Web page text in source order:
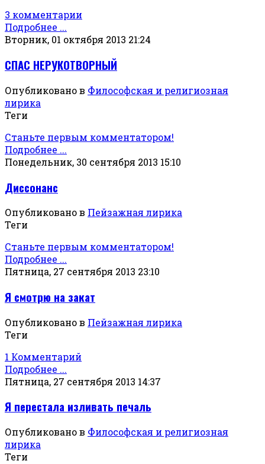
3 комментарии
Подробнее ...
Вторник, 01 октября 2013 21:24
СПАС НЕРУКОТВОРНЫЙ
Опубликовано в Философская и религиозная
лирика
Теги
Станьте первым комментатором!
Подробнее ...
Понедельник, 30 сентября 2013 15:10
Диссонанс
Опубликовано в Пейзажная лирика
Теги
Станьте первым комментатором!
Подробнее ...
Пятница, 27 сентября 2013 23:10
Я смотрю на закат
Опубликовано в Пейзажная лирика
Теги
1 Комментарий
Подробнее ...
Пятница, 27 сентября 2013 14:37
Я перестала изливать печаль
Опубликовано в Философская и религиозная
лирика
Теги